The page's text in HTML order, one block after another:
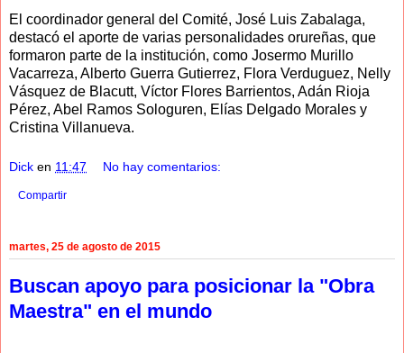
El coordinador general del Comité, José Luis Zabalaga,
destacó el aporte de varias personalidades orureñas, que
formaron parte de la institución, como Josermo Murillo
Vacarreza, Alberto Guerra Gutierrez, Flora Verduguez, Nelly
Vásquez de Blacutt, Víctor Flores Barrientos, Adán Rioja
Pérez, Abel Ramos Sologuren, Elías Delgado Morales y
Cristina Villanueva.
Dick en 11:47 No hay comentarios:
Compartir
martes, 25 de agosto de 2015
Buscan apoyo para posicionar la "Obra
Maestra" en el mundo